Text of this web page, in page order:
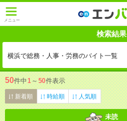
メニュー
検索結果
横浜で総務・人事・労務のバイト一覧
50件中1 ～ 50件表示
新着順 時給順 人気順
未読